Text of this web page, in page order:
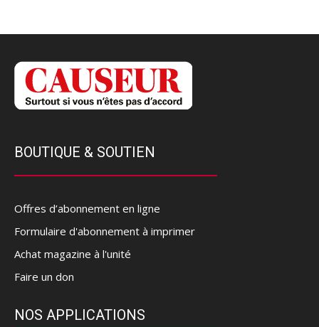
BOUTIQUE & SOUTIEN
Offres d’abonnement en ligne
Formulaire d'abonnement à imprimer
Achat magazine à l'unité
Faire un don
NOS APPLICATIONS